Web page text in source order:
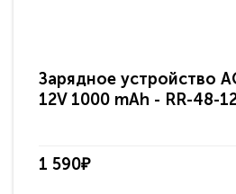
Зарядное устройство
12V 1000 mAh - RR-48-
1 590₽